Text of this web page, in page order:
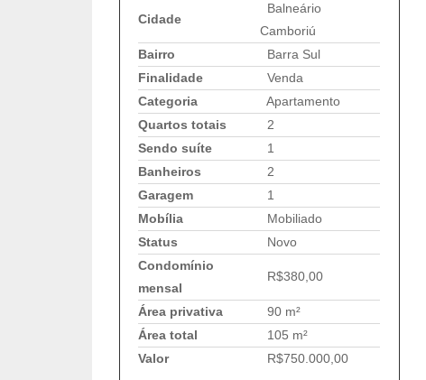
Cidade
Balneário
Camboriú
Bairro
Barra Sul
Finalidade
Venda
Categoria
Apartamento
Quartos totais
2
Sendo suíte
1
Banheiros
2
Garagem
1
Mobília
Mobiliado
Status
Novo
Condomínio
mensal
R$380,00
Área privativa
90 m²
Área total
105 m²
Valor
R$750.000,00